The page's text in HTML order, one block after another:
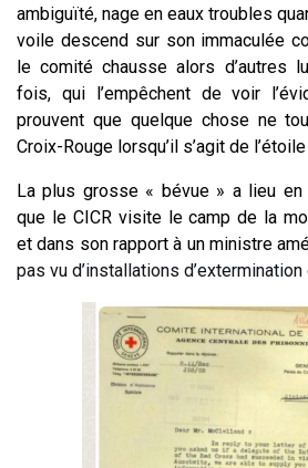
ambiguïté, nage en eaux troubles
voile descend sur son immaculée
le comité chausse alors d’autres
fois, qui l’empêchent de voir
prouvent que quelque chose ne
Croix-Rouge lorsqu’il s’agit de
La plus grosse « bévue » a lieu en
que le CICR visite le camp de la
et dans son rapport à un ministre
pas vu d’installations